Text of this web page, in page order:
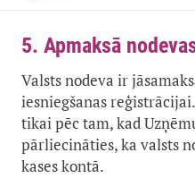
5. Apmaksā
Valsts nodeva ir
iesniegšanas
tikai pēc tam, kad
pārliecināties, ka valsts
kases kontā.